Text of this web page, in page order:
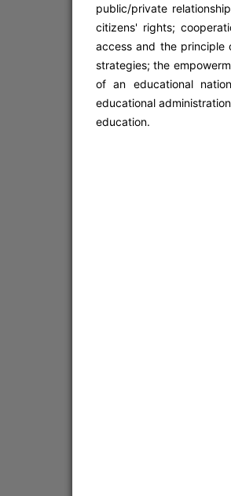
public/private
citizens' rights;
access and the principle
strategies; the
of an educational
educational
education.